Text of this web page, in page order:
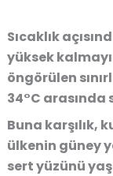
Sıcaklık
yüksek
öngörülen
34°C arasında
Buna karşılık,
ülkenin güney
sert yüzünü